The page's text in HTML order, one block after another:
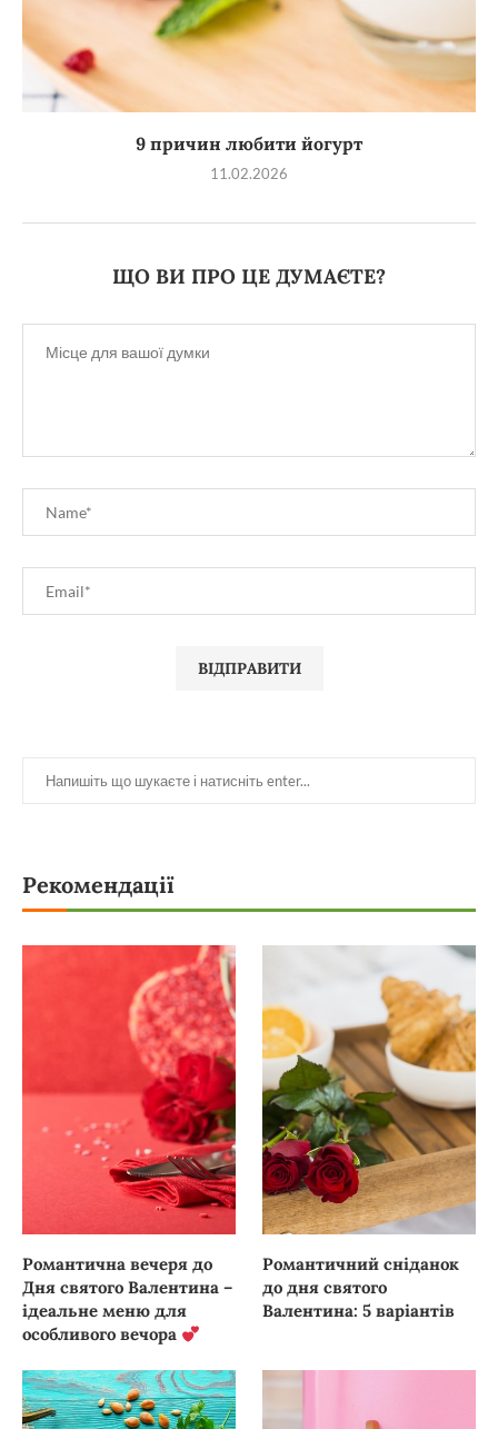
9 причин любити йогурт
11.02.2026
ЩО ВИ ПРО ЦЕ ДУМАЄТЕ?
Рекомендації
Романтична вечеря до
Дня святого Валентина –
ідеальне меню для
особливого вечора
Романтичний сніданок
до дня святого
Валентина: 5 варіантів